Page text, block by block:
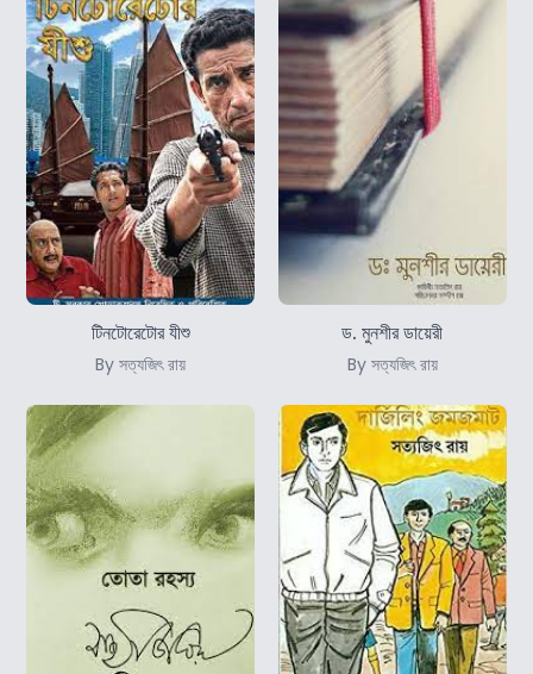
টিনটোরেটোর যীশু
By সত্যজিৎ রায়
ড. মুনশীর ডায়েরী
By সত্যজিৎ রায়